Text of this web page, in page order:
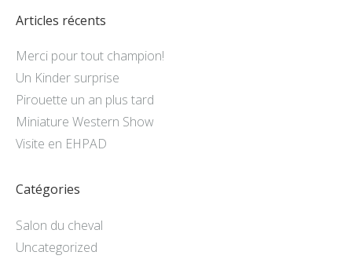
Articles récents
Merci pour tout champion!
Un Kinder surprise
Pirouette un an plus tard
Miniature Western Show
Visite en EHPAD
Catégories
Salon du cheval
Uncategorized